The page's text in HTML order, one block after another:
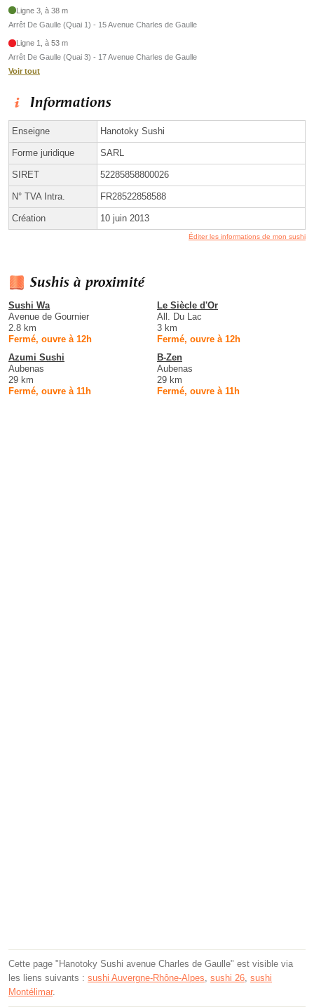
Ligne 3, à 38 m
Arrêt De Gaulle (Quai 1) - 15 Avenue Charles de Gaulle
Ligne 1, à 53 m
Arrêt De Gaulle (Quai 3) - 17 Avenue Charles de Gaulle
Voir tout
Informations
Enseigne Hanotoky Sushi
Forme juridique SARL
SIRET 52285858800026
N° TVA Intra. FR28522858588
Création 10 juin 2013
Éditer les informations de mon sushi
Sushis à proximité
Sushi Wa
Avenue de Gournier
2.8 km
Fermé, ouvre à 12h
Le Siècle d'Or
All. Du Lac
3 km
Fermé, ouvre à 12h
Azumi Sushi
Aubenas
29 km
Fermé, ouvre à 11h
B-Zen
Aubenas
29 km
Fermé, ouvre à 11h
Cette page "Hanotoky Sushi avenue Charles de Gaulle" est visible via
les liens suivants : sushi Auvergne-Rhône-Alpes, sushi 26, sushi
Montélimar.